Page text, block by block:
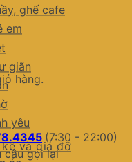
ghế cafe
em
giãn
yêu
và giá đỡ
hàng.
(7:30 - 22:00)
cầu gọi lại